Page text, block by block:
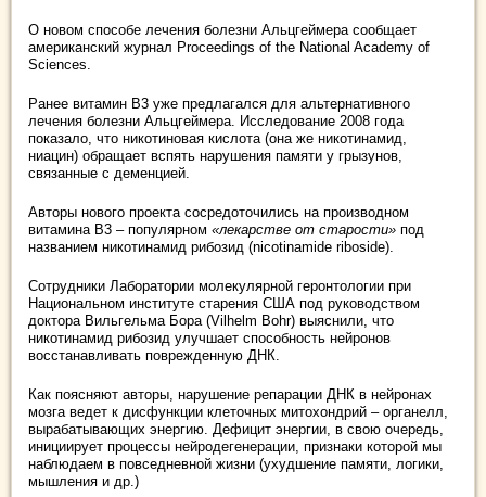
О новом способе лечения болезни Альцгеймера сообщает
американский журнал Proceedings of the National Academy of
Sciences.
Ранее витамин В3 уже предлагался для альтернативного
лечения болезни Альцгеймера. Исследование 2008 года
показало, что никотиновая кислота (она же никотинамид,
ниацин) обращает вспять нарушения памяти у грызунов,
связанные с деменцией.
Авторы нового проекта сосредоточились на производном
витамина В3 – популярном «лекарстве от старости» под
названием никотинамид рибозид (nicotinamide riboside).
Сотрудники Лаборатории молекулярной геронтологии при
Национальном институте старения США под руководством
доктора Вильгельма Бора (Vilhelm Bohr) выяснили, что
никотинамид рибозид улучшает способность нейронов
восстанавливать поврежденную ДНК.
Как поясняют авторы, нарушение репарации ДНК в нейронах
мозга ведет к дисфункции клеточных митохондрий – органелл,
вырабатывающих энергию. Дефицит энергии, в свою очередь,
инициирует процессы нейродегенерации, признаки которой мы
наблюдаем в повседневной жизни (ухудшение памяти, логики,
мышления и др.)